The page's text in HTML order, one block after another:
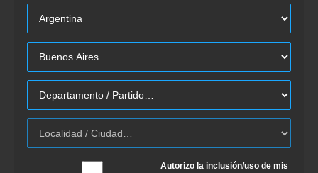
Autorizo la inclusión/uso de mis